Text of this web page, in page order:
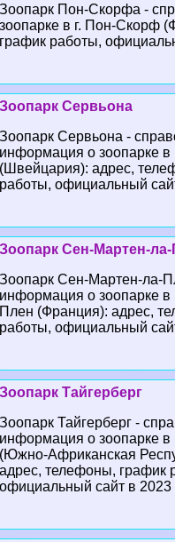
Зоопарк Пон-Скорфа -
зоопарке в г. Пон-Скорф
график работы,
Зоопарк Сервьона
Зоопарк Сервьона -
информация о зоопарке в
(Швейцария): адрес,
работы, официальный
Зоопарк Сен-Мартен-
Зоопарк Сен-Мартен-ла-
информация о зоопарке в
Плен (Франция): адрес,
работы, официальный
Зоопарк Тайгерберг
Зоопарк Тайгерберг -
информация о зоопарке в
(Южно-Африканская
адрес, телефоны, график
официальный сайт в 2023